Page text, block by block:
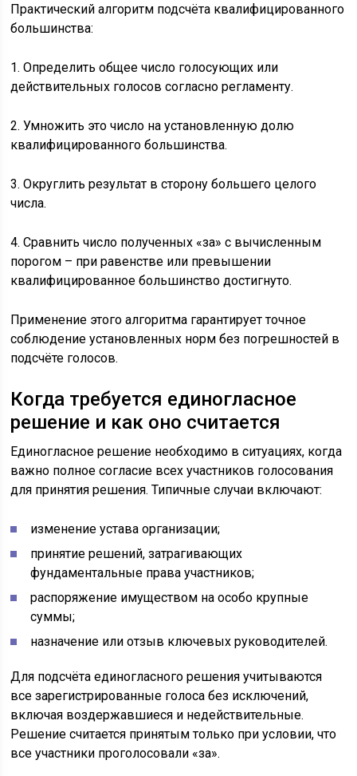
Практический алгоритм подсчёта квалифицированного
большинства:
1. Определить общее число голосующих или
действительных голосов согласно регламенту.
2. Умножить это число на установленную долю
квалифицированного большинства.
3. Округлить результат в сторону большего целого
числа.
4. Сравнить число полученных «за» с вычисленным
порогом – при равенстве или превышении
квалифицированное большинство достигнуто.
Применение этого алгоритма гарантирует точное
соблюдение установленных норм без погрешностей в
подсчёте голосов.
Когда требуется единогласное
решение и как оно считается
Единогласное решение необходимо в ситуациях, когда
важно полное согласие всех участников голосования
для принятия решения. Типичные случаи включают:
изменение устава организации;
принятие решений, затрагивающих
фундаментальные права участников;
распоряжение имуществом на особо крупные
суммы;
назначение или отзыв ключевых руководителей.
Для подсчёта единогласного решения учитываются
все зарегистрированные голоса без исключений,
включая воздержавшиеся и недействительные.
Решение считается принятым только при условии, что
все участники проголосовали «за».